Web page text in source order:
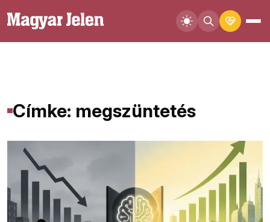
Címke: megszüntetés